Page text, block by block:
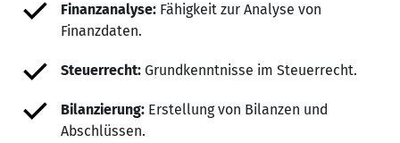
Finanzanalyse: Fähigkeit zur Analyse von
Finanzdaten.
Steuerrecht: Grundkenntnisse im Steuerrecht.
Bilanzierung: Erstellung von Bilanzen und
Abschlüssen.